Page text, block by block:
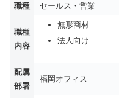
職種 セールス・営業
職種
内容
無形商材
法人向け
配属
部署
福岡オフィス